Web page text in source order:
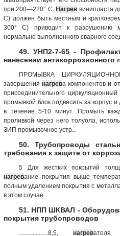
при 200—220° С.Нагрев винипласта
С) должен быть местным и
300° С) приводит к разрушению
нормально выполненного сварного
49. УНП2-7-65 -
нанесении
ПРОМЫВКА
завершениянагрева компонентов и
присоединительного
промывкой блок подвесить за корпус
в течение 5-10 минут. Промыть
проливкой через него толуола,
ЗИП промывочное устр...
50. Трубопроводы
требования к защите от
5 Для жестких покрытий
нагревание покрытия выше
полным удалением покрытия с
в этом случае...
51. НПП ШКВАЛ -
покрытия трубопроводов
...................8,5, нагревателя